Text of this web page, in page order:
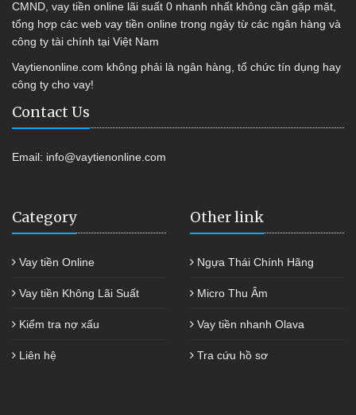
CMND, vay tiền online lãi suất 0 nhanh nhất không cần gặp mặt,
tổng hợp các web vay tiền online trong ngày từ các ngân hàng và
công ty tài chính tại Việt Nam
Vaytienonline.com không phải là ngân hàng, tổ chức tín dụng hay
công ty cho vay!
Contact Us
Email: info@vaytienonline.com
Category
Vay tiền Online
Vay tiền Không Lãi Suất
Kiểm tra nợ xấu
Liên hệ
Other link
Ngựa Thái Chính Hãng
Micro Thu Âm
Vay tiền nhanh Olava
Tra cứu hồ sơ